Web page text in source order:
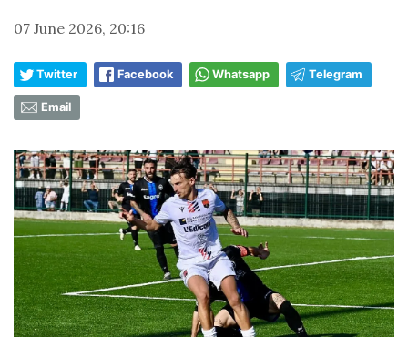
07 June 2026, 20:16
Twitter Facebook Whatsapp Telegram
Email